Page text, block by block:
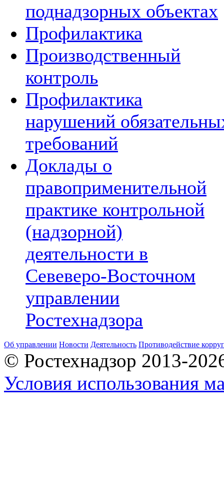
поднадзорных объектах
Профилактика
Производственный
контроль
Профилактика
нарушений
требований
Доклады о
правоприменительной
практике контрольной
(надзорной)
деятельности в
Севеверо-Восточном
управлении
Ростехнадзора
Об управлении Новости Деятельность Противодействие
© Ростехнадзор 2013-
Условия использования